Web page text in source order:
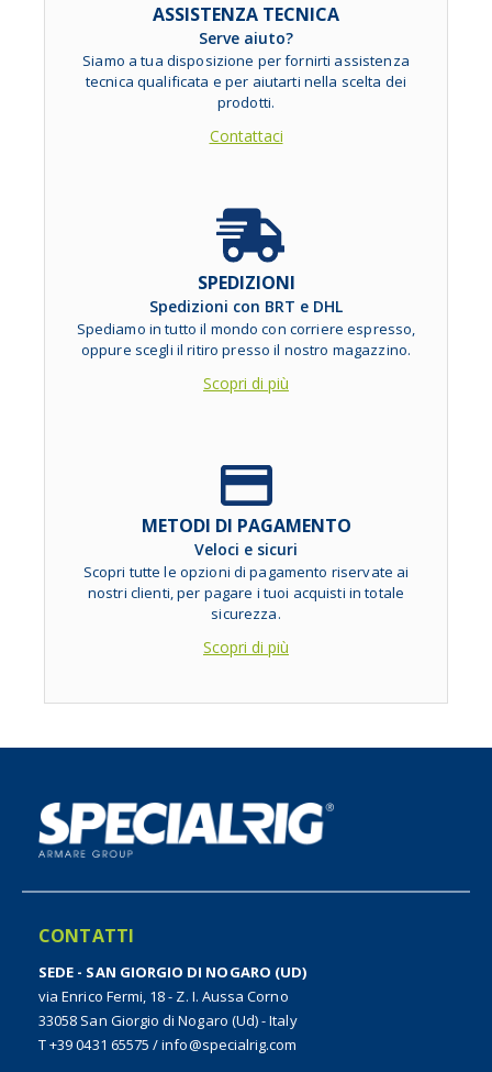
ASSISTENZA TECNICA
Serve aiuto?
Siamo a tua disposizione per fornirti assistenza
tecnica qualificata e per aiutarti nella scelta dei
prodotti.
Contattaci
SPEDIZIONI
Spedizioni con BRT e DHL
Spediamo in tutto il mondo con corriere espresso,
oppure scegli il ritiro presso il nostro magazzino.
Scopri di più
METODI DI PAGAMENTO
Veloci e sicuri
Scopri tutte le opzioni di pagamento riservate ai
nostri clienti, per pagare i tuoi acquisti in totale
sicurezza.
Scopri di più
CONTATTI
SEDE - SAN GIORGIO DI NOGARO (UD)
via Enrico Fermi, 18 - Z. I. Aussa Corno
33058 San Giorgio di Nogaro (Ud) - Italy
T +39 0431 65575 /info@specialrig.com